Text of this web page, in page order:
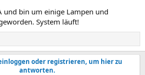
und bin um einige Lampen und
System läuft!
oder registrieren, um hier zu
antworten.